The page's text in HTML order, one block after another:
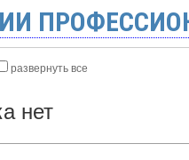
развернуть все
нет